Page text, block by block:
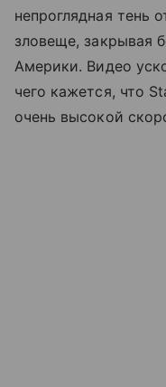
непроглядная тень
зловеще, закрывая
Америки. Видео
чего кажется, что
очень высокой